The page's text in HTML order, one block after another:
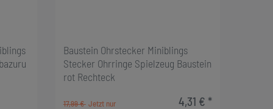
Baustein Ohrstecker Miniblings
Stecker Ohrringe Spielzeug Baustein
rot Rechteck
17,99 € 4,31 € *